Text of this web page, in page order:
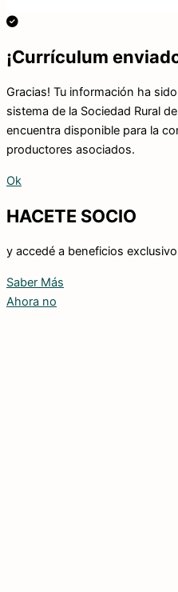
¡Currículum
Gracias! Tu información ha
sistema de la Sociedad Rural
encuentra disponible para la
productores asociados.
Ok
HACETE SOCIO
y accedé a beneficios
Saber Más
Ahora no